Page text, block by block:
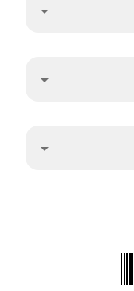
arrow_drop_down
arrow_drop_down
arrow_drop_down